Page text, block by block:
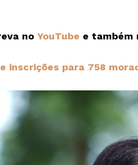
no YouTube e também
inscrições para 758